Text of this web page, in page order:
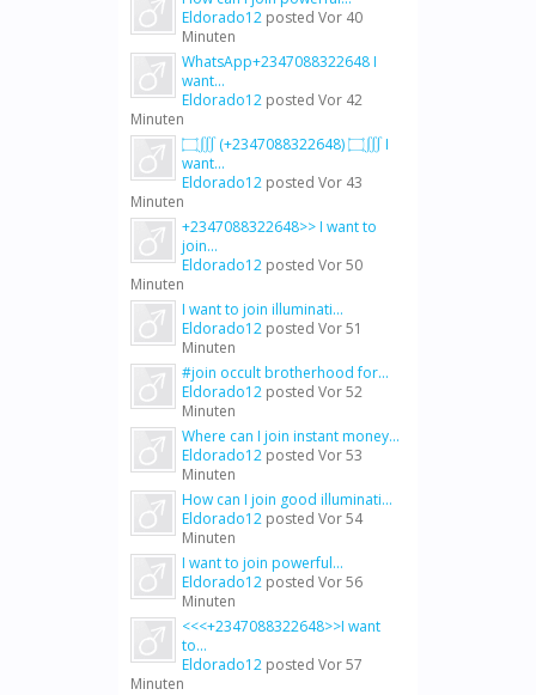
Eldorado12 posted Vor 40
Minuten
WhatsApp+2347088322648 I
want...
Eldorado12 posted Vor 42
Minuten
۝∭ (+2347088322648) ۝∭ I
want...
Eldorado12 posted Vor 43
Minuten
+2347088322648>> I want to
join...
Eldorado12 posted Vor 50
Minuten
I want to join illuminati...
Eldorado12 posted Vor 51
Minuten
#join occult brotherhood for...
Eldorado12 posted Vor 52
Minuten
Where can I join instant money...
Eldorado12 posted Vor 53
Minuten
How can I join good illuminati...
Eldorado12 posted Vor 54
Minuten
I want to join powerful...
Eldorado12 posted Vor 56
Minuten
<<<+2347088322648>>I want
to...
Eldorado12 posted Vor 57
Minuten